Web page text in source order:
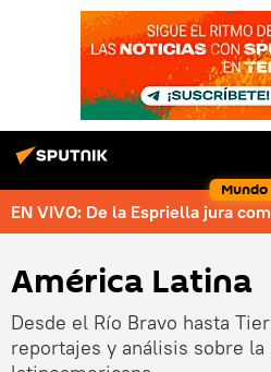
Mundo
EN VIVO: De la Espriella jura
América Latina
Desde el Río Bravo hasta
reportajes y análisis sobre la